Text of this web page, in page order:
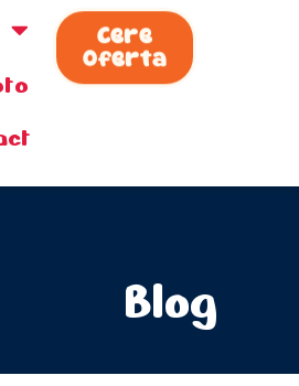
Cere
Oferta
Blog